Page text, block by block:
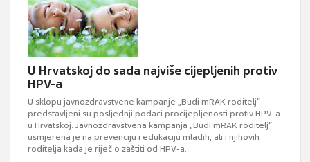
U Hrvatskoj do sada najviše cijepljenih protiv
HPV-a
U sklopu javnozdravstvene kampanje „Budi mRAK roditelj“
predstavljeni su posljednji podaci procijepljenosti protiv HPV-a
u Hrvatskoj. Javnozdravstvena kampanja „Budi mRAK roditelj“
usmjerena je na prevenciju i edukaciju mladih, ali i njihovih
roditelja kada je riječ o zaštiti od HPV-a.